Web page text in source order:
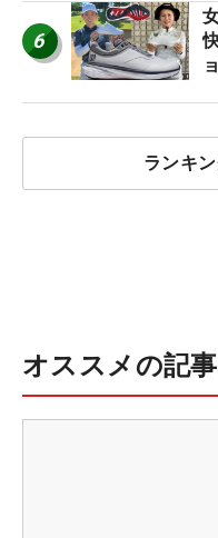
6
ランキ
オススメの記事